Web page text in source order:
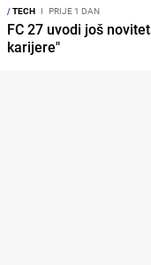
/TECH I PRIJE 1 DAN
FC 27 uvodi još
karijere"